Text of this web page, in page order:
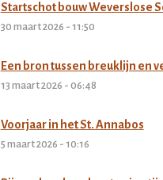
Startschot bouw Weverslose
30 maart 2026 - 11:50
Een bron tussen breuklijn en
13 maart 2026 - 06:48
Voorjaar in het St. Annabos
5 maart 2026 - 10:16